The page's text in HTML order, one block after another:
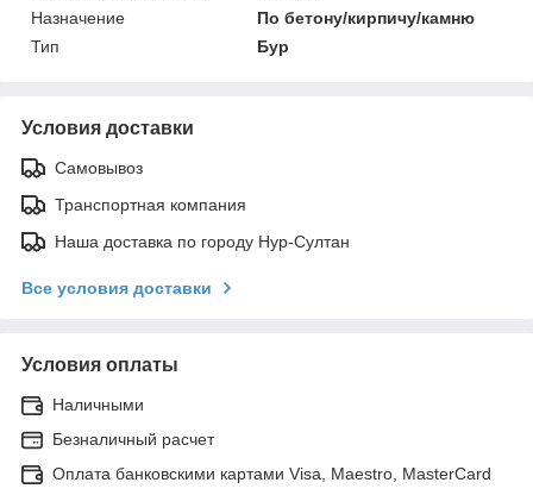
Назначение
По бетону/кирпичу/камню
Тип
Бур
Условия доставки
Самовывоз
Транспортная компания
Наша доставка по городу Нур-Султан
Все условия доставки
Условия оплаты
Наличными
Безналичный расчет
Оплата банковскими картами Visa, Maestro, MasterCard